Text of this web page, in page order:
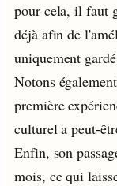
pour cela, il faut
déjà afin de
uniquement
Notons
première
culturel a peut-
Enfin, son
mois, ce qui